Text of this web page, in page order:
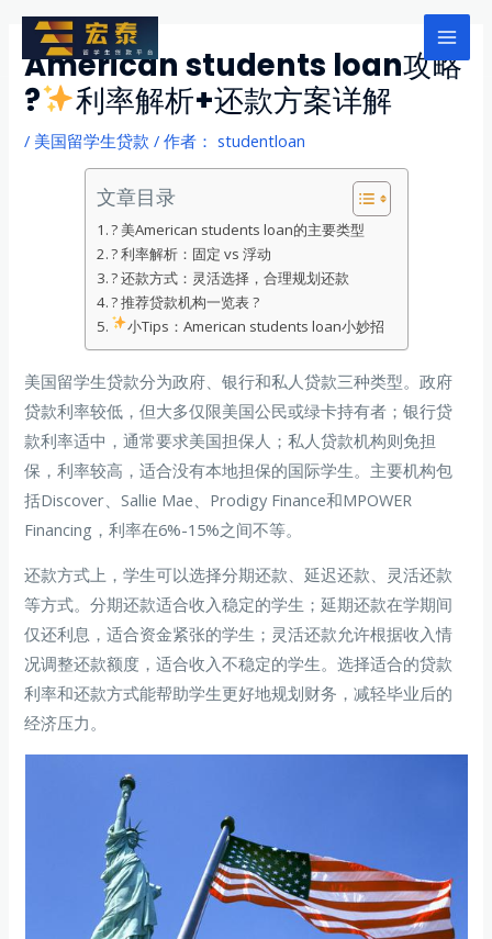
Main
American students loan攻略
?
利率解析+还款方案详解
/ 美国留学生贷款 / 作者： studentloan
文章目录
? 美American students loan的主要类型
? 利率解析：固定 vs 浮动
? 还款方式：灵活选择，合理规划还款
? 推荐贷款机构一览表 ?
小Tips：American students loan小妙招
美国留学生贷款分为政府、银行和私人贷款三种类型。政府
贷款利率较低，但大多仅限美国公民或绿卡持有者；银行贷
款利率适中，通常要求美国担保人；私人贷款机构则免担
保，利率较高，适合没有本地担保的国际学生。主要机构包
括Discover、Sallie Mae、Prodigy Finance和MPOWER
Financing，利率在6%-15%之间不等。
还款方式上，学生可以选择分期还款、延迟还款、灵活还款
等方式。分期还款适合收入稳定的学生；延期还款在学期间
仅还利息，适合资金紧张的学生；灵活还款允许根据收入情
况调整还款额度，适合收入不稳定的学生。选择适合的贷款
利率和还款方式能帮助学生更好地规划财务，减轻毕业后的
经济压力。